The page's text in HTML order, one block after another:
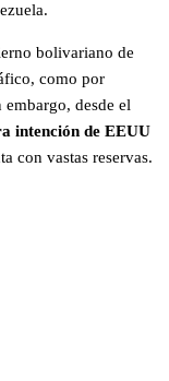
bolivariano de
como por
embargo, desde el
intención de EEUU
con vastas reservas.